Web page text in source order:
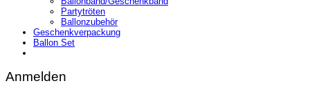
Partytröten
Ballonzubehör
Geschenkverpackung
Ballon Set
Anmelden